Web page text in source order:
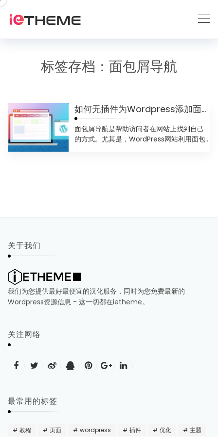
跳
标签存档： 面包屑导航
如何无插件为Wordpress添加面包屑导航功能
面包屑导航是帮助访问者在网站上找到自己
的方式。尤其是，WordPress网站利用面包
关于我们
我们为您提供最好最便宜的汉化服务，同时为您免费最新的
Wordpress资源信息 - 这一切都在ietheme。
关注网络
最常用的标签
教程 页面 wordpress 插件 优化 主题